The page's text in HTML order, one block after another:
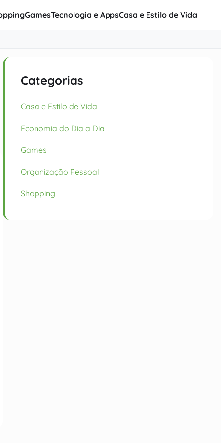
GamesTecnologia e AppsCasa e Estilo de Vida
Categorias
Casa e Estilo de Vida
Economia do Dia a Dia
Games
Organização Pessoal
Shopping